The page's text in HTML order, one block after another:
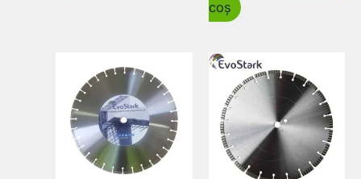
coș